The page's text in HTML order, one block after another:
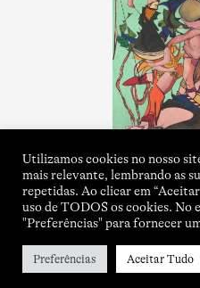
Utilizamos cookies no nosso
mais relevante, lembrando as
repetidas. Ao clicar em
uso de TODOS os cookies.
"Preferências" para fornecer
Preferências Aceitar Tudo